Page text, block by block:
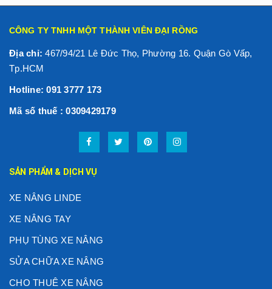
CÔNG TY TNHH MỘT THÀNH VIÊN ĐẠI RỒNG
Địa chỉ:467/94/21 Lê Đức Thọ, Phường 16. Quận Gò Vấp,
Tp.HCM
Hotline: 091 3777 173
Mã số thuế : 0309429179
SẢN PHẨM & DỊCH VỤ
XE NÂNG LINDE
XE NÂNG TAY
PHỤ TÙNG XE NÂNG
SỬA CHỮA XE NÂNG
CHO THUÊ XE NÂNG